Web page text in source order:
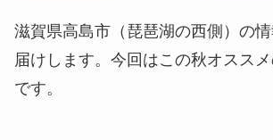
滋賀県高島市（琵琶湖の西側）の
届けします。今回はこの秋オスス
です。